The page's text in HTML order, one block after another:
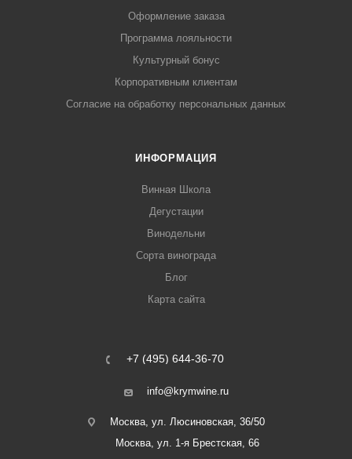
Оформление заказа
Программа лояльности
Культурный бонус
Корпоративным клиентам
Согласие на обработку персональных данных
ИНФОРМАЦИЯ
Винная Школа
Дегустации
Винодельни
Сорта винограда
Блог
Карта сайта
+7 (495) 644-36-70
info@krymwine.ru
Москва, ул. Люсиновская, 36/50
Москва, ул. 1-я Брестская, 66